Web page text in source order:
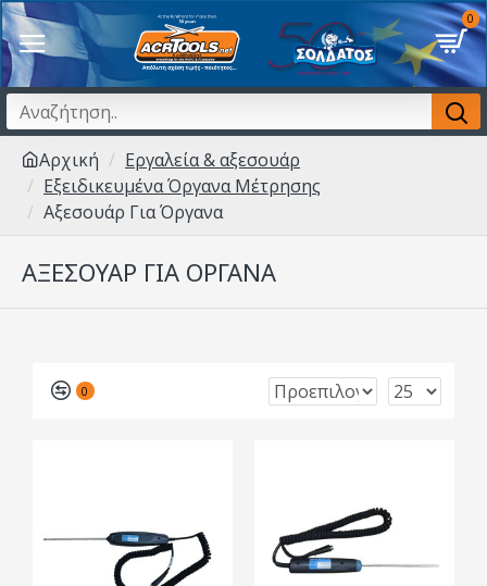
0
Αρχική
Εργαλεία & αξεσουάρ
Εξειδικευμένα Όργανα Μέτρησης
Αξεσουάρ Για Όργανα
ΑΞΕΣΟΥΆΡ ΓΙΑ ΌΡΓΑΝΑ
0